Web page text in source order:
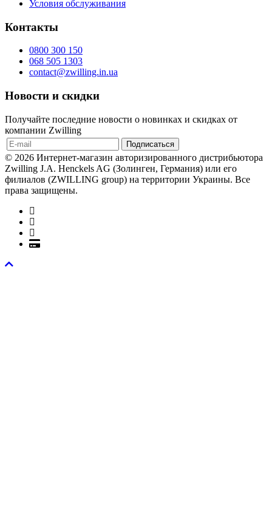
Условия обслуживания
Контакты
0800 300 150
068 505 1303
contact@zwilling.in.ua
Новости и скидки
Получайте последние новости о новинках и скидках от
компании Zwilling
© 2026 Интернет-магазин авторизированного дистрибьютора
Zwilling J.A. Henckels AG (Золинген, Германия) или его
филиалов (ZWILLING group) на территории Украины. Все
права защищены.